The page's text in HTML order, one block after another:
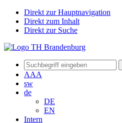
Direkt zur Hauptnavigation
Direkt zum Inhalt
Direkt zur Suche
AAA
sw
de
DE
EN
Intern